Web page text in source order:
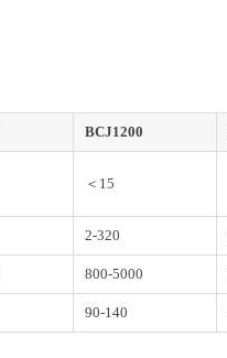
BCJ1200
＜15
2-320
800-5000
90-140